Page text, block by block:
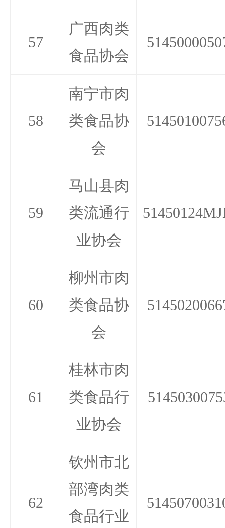
57
广西肉类
食品协会
58
南宁市肉
类食品协
会
59
马山县肉
类流通行
业协会
60
柳州市肉
类食品协
会
61
桂林市肉
类食品行
业协会
62
钦州市北
部湾肉类
食品行业